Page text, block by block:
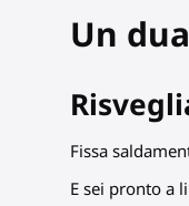
Un
Fissa
E sei pronto a